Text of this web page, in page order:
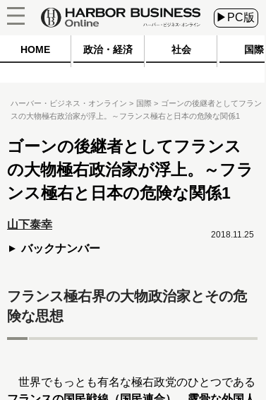
▶PC版
HOME 政治・経済 社会 国際
ハーバー・ビジネス・オンライン 国際
ゴーンの後継者としてフラン
スの大物極右政治家が浮上。～フランス極右と日本の危険な関係1
ゴーンの後継者としてフランス
の大物極右政治家が浮上。～フラ
ンス極右と日本の危険な関係1
山下泰幸
バックナンバー
2018.11.25
フランス極右界の大物政治家とその危
険な思想
世界でもっとも有名な極右政党のひとつである